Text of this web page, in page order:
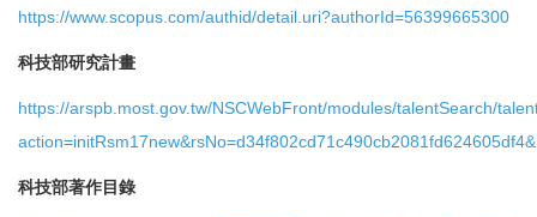
https://www.scopus.com/authid/detail.uri?authorId=56399665300
科技部研究計畫
https://arspb.most.gov.tw/NSCWebFront/modules/talentSearch/
科技部著作目錄